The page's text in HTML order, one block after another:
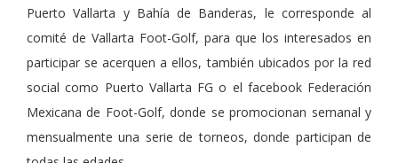
Puerto Vallarta y Bahía de Banderas, le corresponde al
comité de Vallarta Foot-Golf, para que los interesados en
participar se acerquen a ellos, también ubicados por la red
social como Puerto Vallarta FG o el facebook Federación
Mexicana de Foot-Golf, donde se promocionan semanal y
mensualmente una serie de torneos, donde participan de